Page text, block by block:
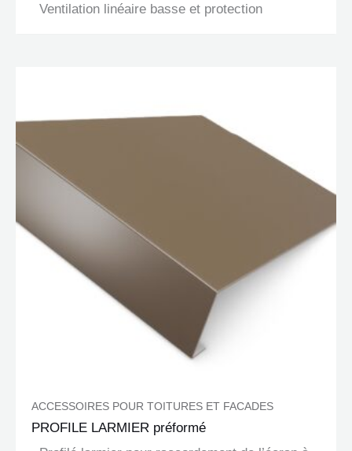
Ventilation linéaire basse et protection
ACCESSOIRES POUR TOITURES ET FACADES
PROFILE LARMIER préformé